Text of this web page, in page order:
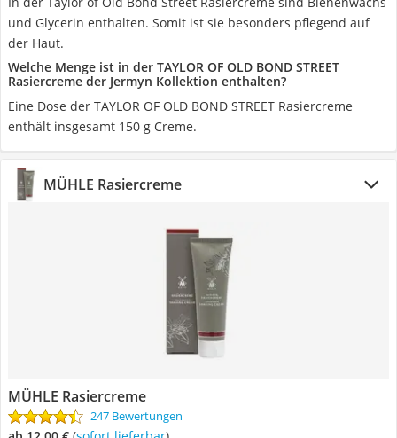
und Glycerin enthalten. Somit ist sie besonders pflegend auf
der Haut.
Welche Menge ist in der TAYLOR OF OLD BOND STREET
Rasiercreme der Jermyn Kollektion enthalten?
Eine Dose der TAYLOR OF OLD BOND STREET Rasiercreme
enthält insgesamt 150 g Creme.
MÜHLE Rasiercreme
MÜHLE Rasiercreme
247 Bewertungen